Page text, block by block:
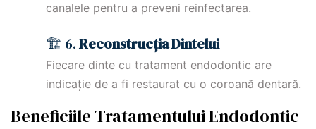
canalele pentru a preveni reinfectarea.
🏗 6.Reconstrucția Dintelui
Fiecare dinte cu tratament endodontic are
indicație de a fi restaurat cu o coroană dentară.
Beneficiile Tratamentului Endodontic